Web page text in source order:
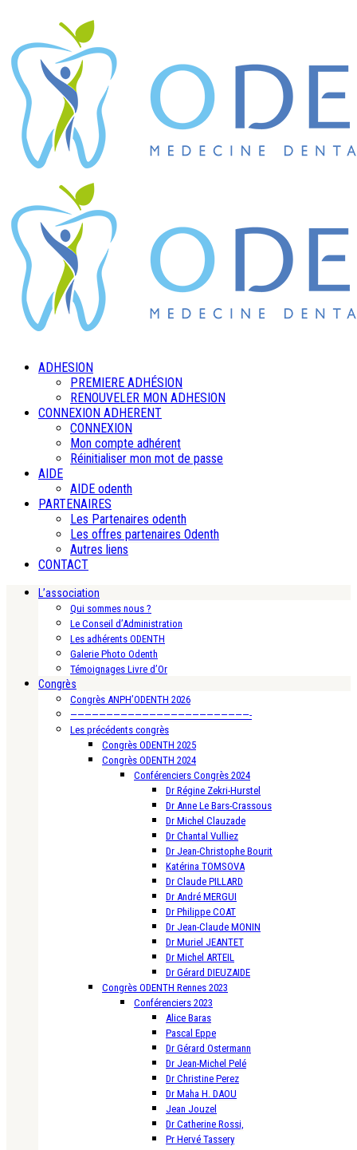
ADHESION
PREMIERE ADHÉSION
RENOUVELER MON ADHESION
CONNEXION ADHERENT
CONNEXION
Mon compte adhérent
Réinitialiser mon mot de passe
AIDE
AIDE odenth
PARTENAIRES
Les Partenaires odenth
Les offres partenaires Odenth
Autres liens
CONTACT
L’association
Qui sommes nous ?
Le Conseil d’Administration
Les adhérents ODENTH
Galerie Photo Odenth
Témoignages Livre d’Or
Congrès
Congrès ANPH’ODENTH 2026
—————————————————————————-
Les précédents congrès
Congrès ODENTH 2025
Congrès ODENTH 2024
Conférenciers Congrès 2024
Dr Régine Zekri-Hurstel
Dr Anne Le Bars-Crassous
Dr Michel Clauzade
Dr Chantal Vulliez
Dr Jean-Christophe Bourit
Katérina TOMSOVA
Dr Claude PILLARD
Dr André MERGUI
Dr Philippe COAT
Dr Jean-Claude MONIN
Dr Muriel JEANTET
Dr Michel ARTEIL
Dr Gérard DIEUZAIDE
Congrès ODENTH Rennes 2023
Conférenciers 2023
Alice Baras
Pascal Eppe
Dr Gérard Ostermann
Dr Jean-Michel Pelé
Dr Christine Perez
Dr Maha H. DAOU
Jean Jouzel
Dr Catherine Rossi,
Pr Hervé Tassery